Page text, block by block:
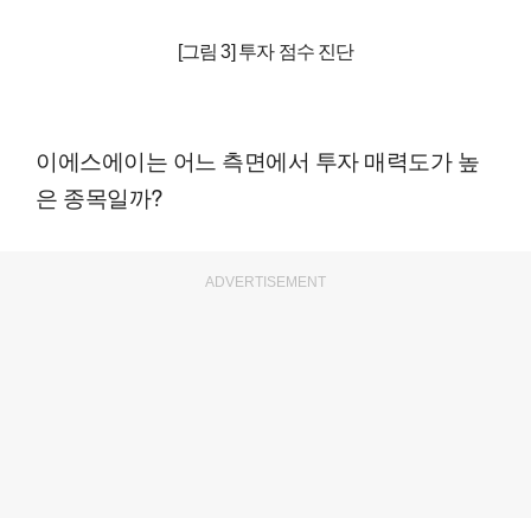
[그림 3] 투자 점수 진단
이에스에이는 어느 측면에서 투자 매력도가 높
은 종목일까?
ADVERTISEMENT